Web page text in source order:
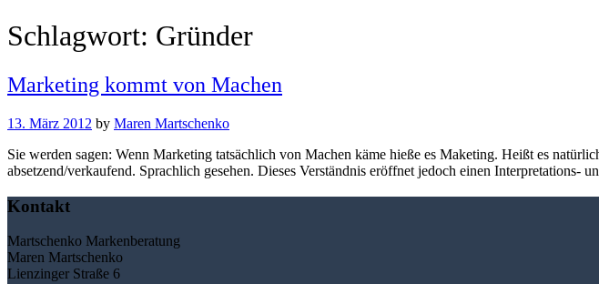
Schlagwort: Gründer
Marketing kommt von Machen
13. März 2012 by Maren Martschenko
Sie werden sagen: Wenn Marketing tatsächlich von Machen käme hieße es Maketing. Heißt es
absetzend/verkaufend. Sprachlich gesehen. Dieses Verständnis eröffnet jedoch einen Interpretations-
Kontakt
Martschenko Markenberatung
Maren Martschenko
Lienzinger Straße 6